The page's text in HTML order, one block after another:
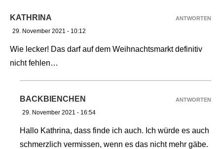
KATHRINA
29. November 2021 - 10:12
Wie lecker! Das darf auf dem Weihnachtsmarkt definitiv
nicht fehlen…
ANTWORTEN
BACKBIENCHEN
29. November 2021 - 16:54
Hallo Kathrina, dass finde ich auch. Ich würde es auch
schmerzlich vermissen, wenn es das nicht mehr gäbe.
ANTWORTEN